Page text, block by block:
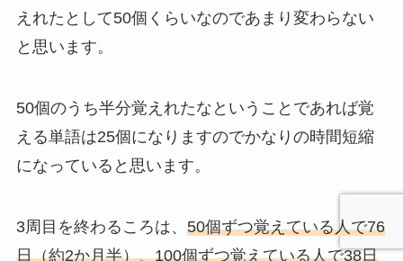
えれたとして50個くらいなのであまり変わらない
と思います。
50個のうち半分覚えれたなということであれば覚
える単語は25個になりますのでかなりの時間短縮
になっていると思います。
3周目を終わるころは、 50個ずつ覚えている人で76
日（約2か月半）、100個ずつ覚えている人で38日